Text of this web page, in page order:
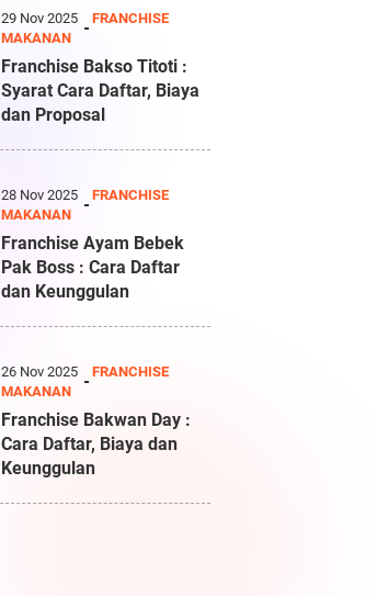
29 Nov 2025
FRANCHISE
MAKANAN
Franchise Bakso Titoti :
Syarat Cara Daftar, Biaya
dan Proposal
28 Nov 2025
FRANCHISE
MAKANAN
Franchise Ayam Bebek
Pak Boss : Cara Daftar
dan Keunggulan
26 Nov 2025
FRANCHISE
MAKANAN
Franchise Bakwan Day :
Cara Daftar, Biaya dan
Keunggulan